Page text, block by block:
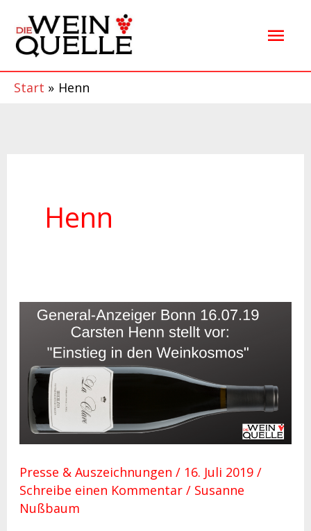
Inhalt
springen
Start Henn
Henn
Presse & Auszeichnungen / 16. Juli 2019 /
Schreibe einen Kommentar / Susanne
Nußbaum
General-
16.07.19:
La
Clave
„Einstieg
in
den
Weinkosmos“